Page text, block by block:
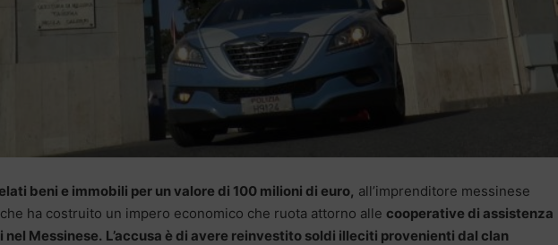
beni e immobili per un valore di 100 milioni di euro, all’imprenditore messinese
che ha costruito un impero economico che ruota attorno alle cooperative di assistenza
nel Messinese. L’accusa è di avere reinvestito soldi illeciti provenienti dal clan